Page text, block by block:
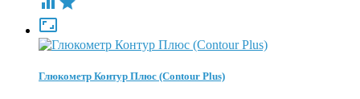

Глюкометр Контур Плюс (Contour Plus)